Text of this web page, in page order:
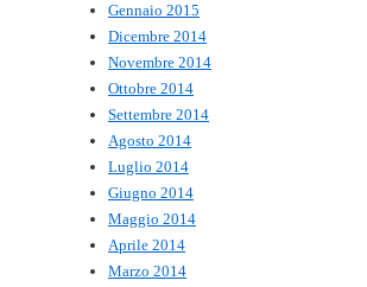
Gennaio 2015
Dicembre 2014
Novembre 2014
Ottobre 2014
Settembre 2014
Agosto 2014
Luglio 2014
Giugno 2014
Maggio 2014
Aprile 2014
Marzo 2014